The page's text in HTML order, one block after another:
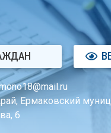
Ермаковский
6